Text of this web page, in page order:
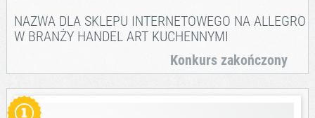
NAZWA DLA SKLEPU INTERNETOWEGO NA ALLEGRO
W BRANŻY HANDEL ART KUCHENNYMI
Konkurs zakończony